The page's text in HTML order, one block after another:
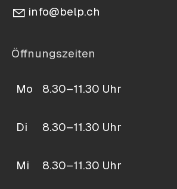
nf b lp ch
Öffnungszeiten
Mo 8.30–11.30 Uhr
Di
8.30–11.30 Uhr
Mi
8.30–11.30 Uhr